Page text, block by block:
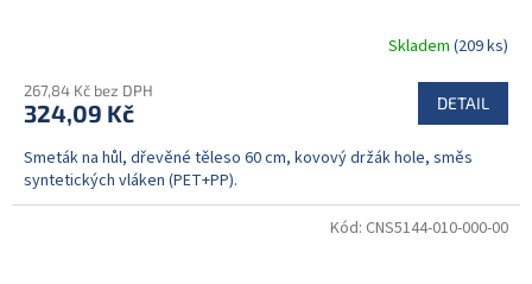
Skladem (209 ks)
267,84 Kč bez DPH
324,09 Kč DETAIL
Smeták na hůl, dřevěné těleso 60 cm, kovový držák hole, směs
syntetických vláken (PET+PP).
Kód: CNS5144-010-000-00